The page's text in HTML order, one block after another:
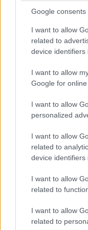
Google consents
I want to allow
related to
device identifiers
I want to allow
Google for
I want to allow
personalized
I want to allow
related to
device identifiers
I want to allow
related to
I want to allow
related to
komory, a následne
Bášti. Vzduch na
z pivnice či povaly,
fasádu, veľmi
komínom.
Prečítajte si tiež
„Na to je potrebné
taký, ktorý má aj
tiež izolovanú